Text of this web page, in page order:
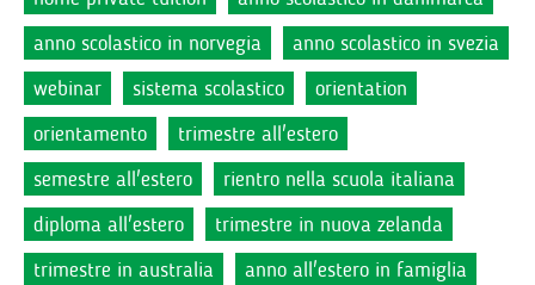
anno scolastico in norvegia
anno scolastico in svezia
webinar
sistema scolastico
orientation
orientamento
trimestre all'estero
semestre all'estero
rientro nella scuola italiana
diploma all'estero
trimestre in nuova zelanda
trimestre in australia
anno all'estero in famiglia